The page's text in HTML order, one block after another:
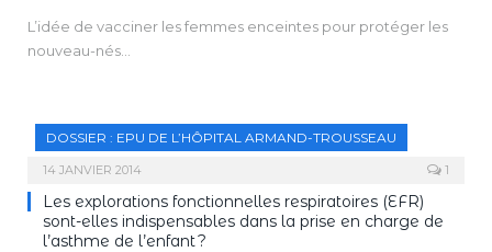
L’idée de vacciner les femmes enceintes pour protéger les
nouveau-nés…
DOSSIER : EPU DE L’HÔPITAL ARMAND-TROUSSEAU
14 JANVIER 2014 1
Les explorations fonctionnelles respiratoires (EFR)
sont-elles indispensables dans la prise en charge de
l’asthme de l’enfant ?